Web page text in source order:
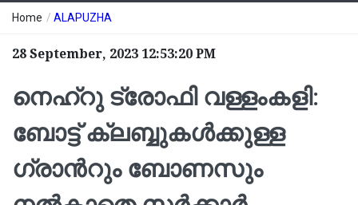
Home / ALAPUZHA
28 September, 2023 12:53:20 PM
നെഹ്റു ട്രോഫി വള്ളംകളി:
ബോട്ട് ക്ലബ്ബുകൾക്കുള്ള
ഗ്രാന്‍റും ബോണസും